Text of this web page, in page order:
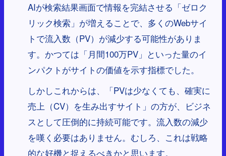
AIが検索結果画面で情報を完結させる「ゼロク
リック検索」が増えることで、多くのWebサイ
トで流入数（PV）が減少する可能性がありま
す。かつては「月間100万PV」といった量のイ
ンパクトがサイトの価値を示す指標でした。
しかしこれからは、「PVは少なくても、確実に
売上（CV）を生み出すサイト」の方が、ビジネ
スとして圧倒的に持続可能です。流入数の減少
を嘆く必要はありません。むしろ、これは戦略
的な好機と捉えるべきかと思います。